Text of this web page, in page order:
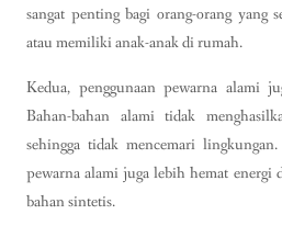
sangat penting bagi orang-orang yang
atau memiliki anak-anak di rumah.
Kedua, penggunaan pewarna alami
Bahan-bahan alami tidak
sehingga tidak mencemari
pewarna alami juga lebih hemat energi
bahan sintetis.